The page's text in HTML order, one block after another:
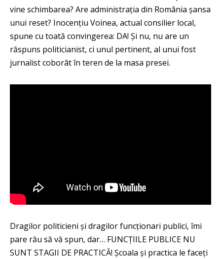
vine schimbarea? Are administrația din România șansa
unui reset? Inocențiu Voinea, actual consilier local,
spune cu toată convingerea: DA! Și nu, nu are un
răspuns politicianist, ci unul pertinent, al unui fost
jurnalist coborât în teren de la masa presei.
Dragilor politicieni și dragilor funcționari publici, îmi
pare rău să vă spun, dar… FUNCȚIILE PUBLICE NU
SUNT STAGII DE PRACTICĂ! Școala și practica le faceți